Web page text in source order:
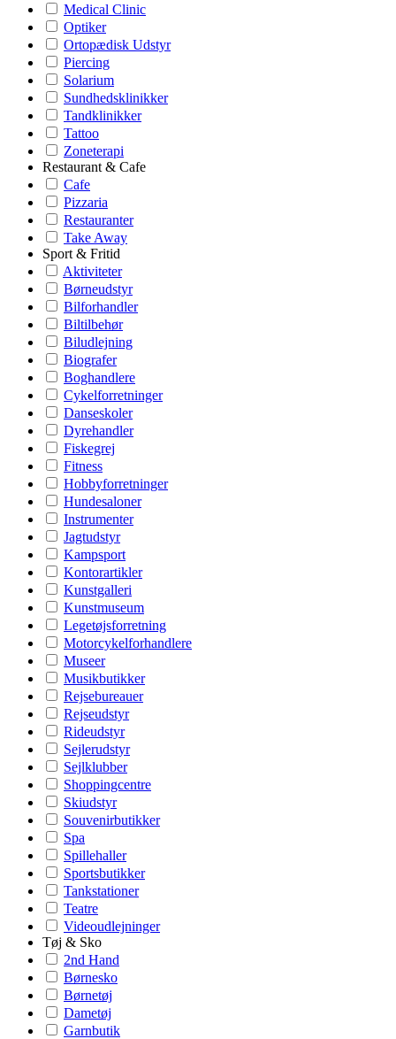
Medical Clinic
Optiker
Ortopædisk Udstyr
Piercing
Solarium
Sundhedsklinikker
Tandklinikker
Tattoo
Zoneterapi
Restaurant & Cafe
Cafe
Pizzaria
Restauranter
Take Away
Sport & Fritid
Aktiviteter
Børneudstyr
Bilforhandler
Biltilbehør
Biludlejning
Biografer
Boghandlere
Cykelforretninger
Danseskoler
Dyrehandler
Fiskegrej
Fitness
Hobbyforretninger
Hundesaloner
Instrumenter
Jagtudstyr
Kampsport
Kontorartikler
Kunstgalleri
Kunstmuseum
Legetøjsforretning
Motorcykelforhandlere
Museer
Musikbutikker
Rejsebureauer
Rejseudstyr
Rideudstyr
Sejlerudstyr
Sejlklubber
Shoppingcentre
Skiudstyr
Souvenirbutikker
Spa
Spillehaller
Sportsbutikker
Tankstationer
Teatre
Videoudlejninger
Tøj & Sko
2nd Hand
Børnesko
Børnetøj
Dametøj
Garnbutik